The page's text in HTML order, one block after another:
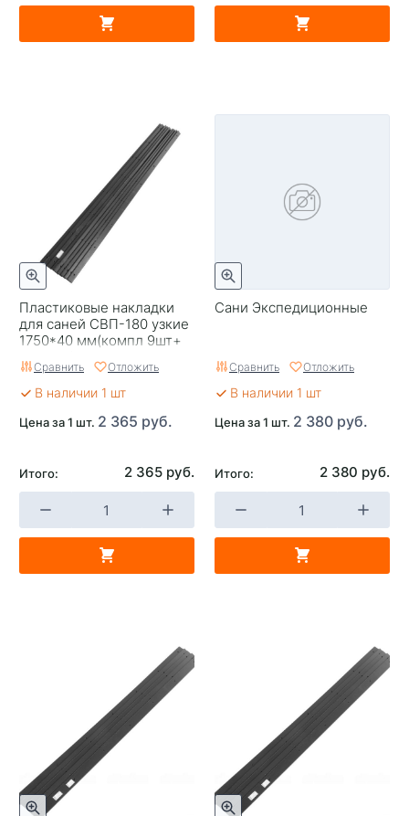
Пластиковые накладки
для саней СВП-180 узкие
1750*40 мм(компл 9шт+
метизы)
Сравнить Отложить
В наличии 1 шт
Цена за 1 шт. 2 365 руб.
Итого: 2 365 руб.
Сани Экспедиционные
Сравнить Отложить
В наличии 1 шт
Цена за 1 шт. 2 380 руб.
Итого: 2 380 руб.